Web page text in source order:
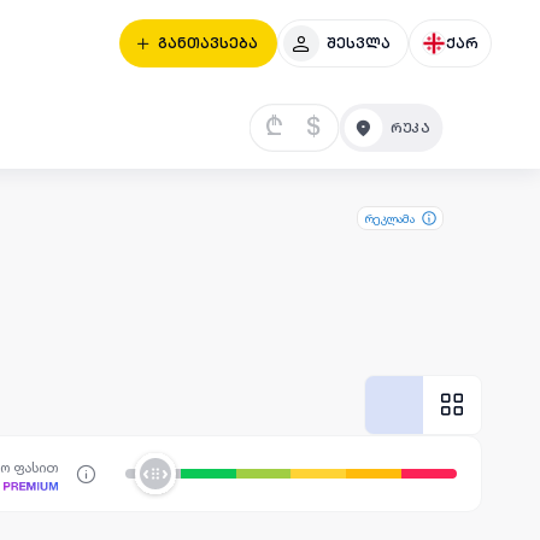
განთავსება შესვლა ქარ
₾ $
რეკლამა
ფასით